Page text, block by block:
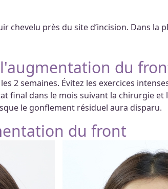
chevelu près du site d’incision. Dans la
du
2 semaines. Évitez les exercices
final dans le mois suivant la chirurgie
le gonflement résiduel aura disparu.
du front